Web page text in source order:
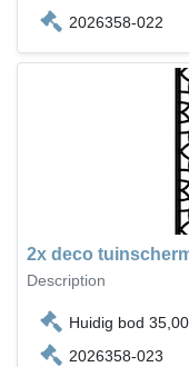
2026358-022
2x deco
Description
Huidig bod 35,00
2026358-023